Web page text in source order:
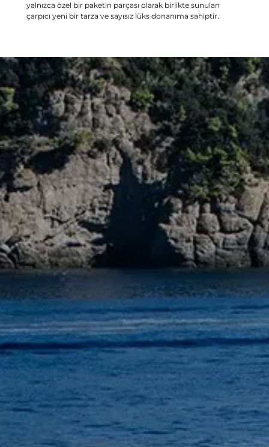
yalnızca özel bir paketin parçası olarak birlikte sunulan
çarpıcı yeni bir tarza ve sayısız lüks donanıma sahiptir.